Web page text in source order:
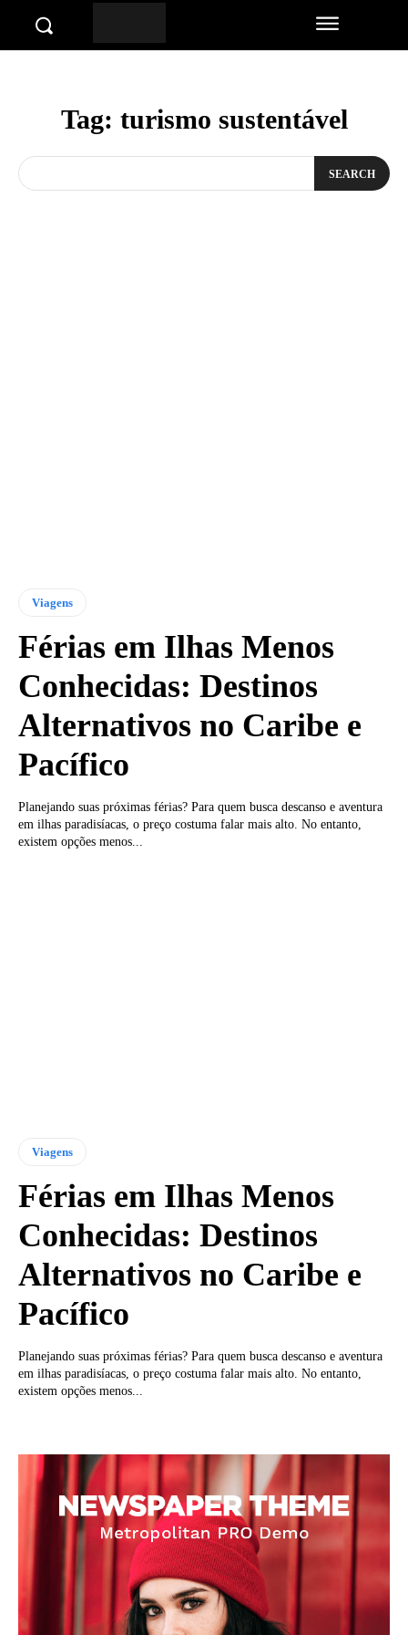
Tag: turismo sustentável
SEARCH
Viagens
Férias em Ilhas Menos
Conhecidas: Destinos
Alternativos no Caribe e
Pacífico
Planejando suas próximas férias? Para quem busca descanso e aventura
em ilhas paradisíacas, o preço costuma falar mais alto. No entanto,
existem opções menos...
Viagens
Férias em Ilhas Menos
Conhecidas: Destinos
Alternativos no Caribe e
Pacífico
Planejando suas próximas férias? Para quem busca descanso e aventura
em ilhas paradisíacas, o preço costuma falar mais alto. No entanto,
existem opções menos...